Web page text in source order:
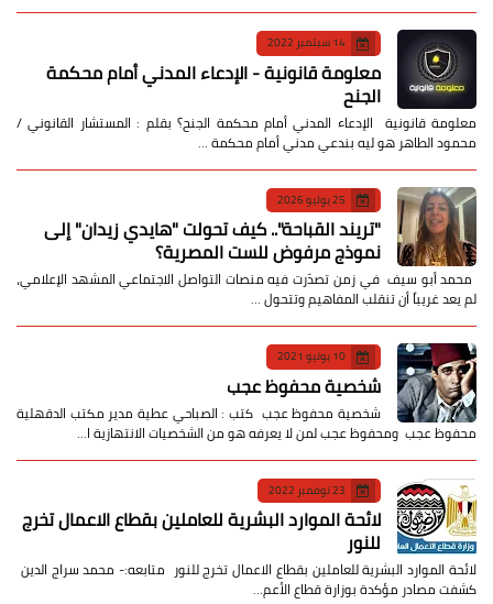
14 سبتمبر 2022
معلومة قانونية - الإدعاء المدني أمام محكمة
الجنح
معلومة قانونية الإدعاء المدني أمام محكمة الجنح؟ بقلم : المستشار القانوني /
محمود الطاهر هو ليه بندعي مدني أمام محكمة …
25 يوليو 2026
​"تريند القباحة".. كيف تحولت "هايدي زيدان" إلى
نموذج مرفوض للست المصرية؟
​ محمد أبو سيف ​في زمن تصدّرت فيه منصات التواصل الاجتماعي المشهد الإعلامي،
لم يعد غريباً أن تنقلب المفاهيم وتتحول …
10 يونيو 2021
شخصية محفوظ عجب
شخصية محفوظ عجب كتب : الصباحي عطية مدير مكتب الدقهلية
محفوظ عجب ومحفوظ عجب لمن لا يعرفه هو من الشخصيات الانتهازية ا…
23 نوفمبر 2022
لائحة الموارد البشرية للعاملين بقطاع الاعمال تخرج
للنور
لائحة الموارد البشرية للعاملين بقطاع الاعمال تخرج للنور متابعه:- محمد سراج الدين
كشفت مصادر مؤكدة بوزارة قطاع الأعم…